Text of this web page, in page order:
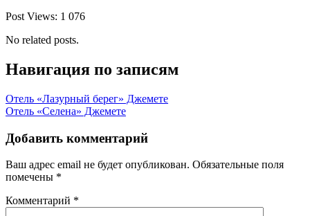
Post Views: 1 076
No related posts.
Навигация по записям
Отель «Лазурный берег» Джемете
Отель «Селена» Джемете
Добавить комментарий
Ваш адрес email не будет опубликован. Обязательные поля
помечены *
Комментарий *